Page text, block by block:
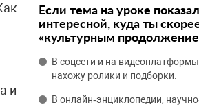
и
Если тема на уроке
интересной, куда ты
«культурным
В соцсети и на
нахожу ролики и подборки.
В онлайн‑энциклопедии,